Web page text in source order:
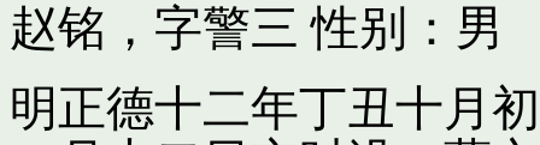
赵铭，字警三 性别：男
明正德十二年丁丑十月